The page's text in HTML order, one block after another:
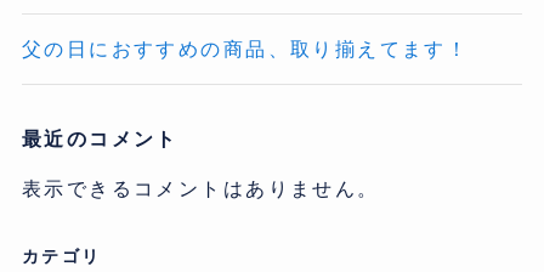
父の日におすすめの商品、取り揃えてます！
最近のコメント
表示できるコメントはありません。
カテゴリ